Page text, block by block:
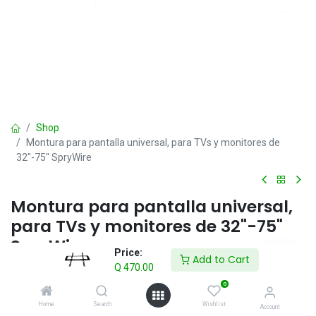
Price:
Q 470.00
Add to Cart
Home Search
0
Wishlist Account
Shop
Montura para pantalla universal, para TVs y monitores de
32"-75" SpryWire
Montura para pantalla universal,
para TVs y monitores de 32"-75"
SpryWire